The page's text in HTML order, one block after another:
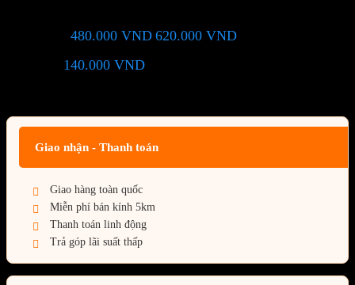
480.000 VND 620.000 VND
140.000 VND
Giao nhận - Thanh toán
Giao hàng toàn quốc
Miễn phí bán kính 5km
Thanh toán linh động
Trả góp lãi suất thấp